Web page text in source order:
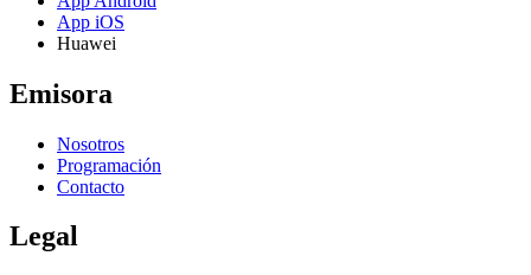
App iOS
Huawei
Emisora
Nosotros
Programación
Contacto
Legal